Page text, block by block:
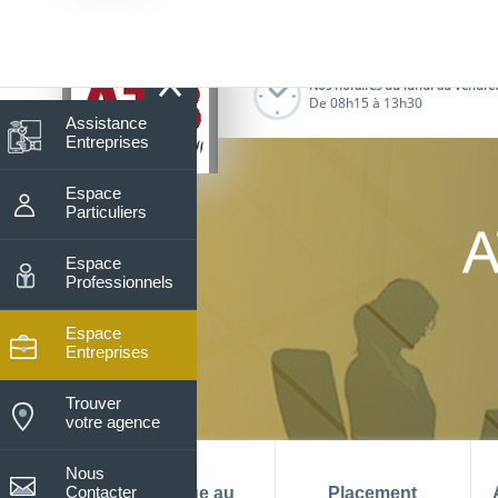
Assistance
Entreprises
Espace
Particuliers
Espace
Professionnels
Espace
Entreprises
Trouver
votre agence
Nous
Contacter
Nos horaires du lundi au
De 08h15 à 13h30
La banque au
Placement